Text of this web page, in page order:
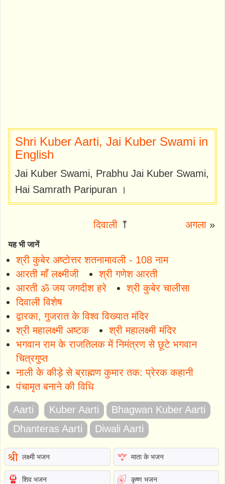
Shri Kuber Aarti, Jai Kuber Swami in
English
Jai Kuber Swami, Prabhu Jai Kuber Swami,
Hai Samrath Paripuran ।
दिवाली ⤒ अगला»
यह भी जानें
श्री कुबेर अष्टोत्तर शतनामावली - 108 नाम
आरती माँ लक्ष्मीजी
श्री गणेश आरती
आरती ॐ जय जगदीश हरे
श्री कुबेर चालीसा
दिवाली विशेष
द्वारका, गुजरात के विश्व विख्यात मंदिर
श्री महालक्ष्मी अष्टक
श्री महालक्ष्मी मंदिर
भगवान राम के राजतिलक में निमंत्रण से छूटे भगवान
चित्रगुप्त
नाली के कीड़े से ब्राह्मण कुमार तक: प्रेरक कहानी
पंचामृत बनाने की विधि
Aarti Kuber Aarti
Bhagwan Kuber Aarti
Dhanteras Aarti
Diwali Aarti
लक्ष्मी भजन माता के भजन
शिव भजन कृष्ण भजन